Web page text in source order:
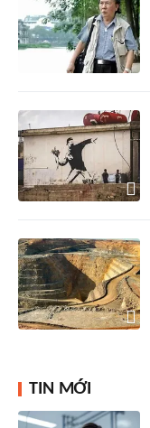
TIN MỚI